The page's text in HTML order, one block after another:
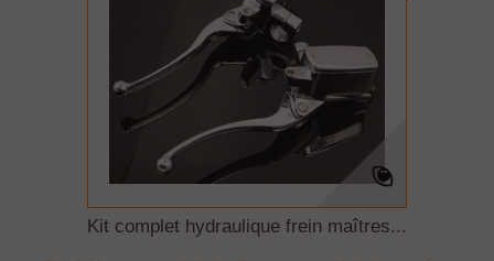
Kit complet hydraulique frein maîtres...